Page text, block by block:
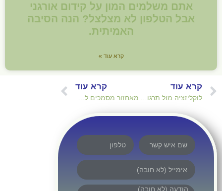
אתם משלמים המון על קידום אורגני
אבל הטלפון לא מצלצל? הנה הסיבה
האמיתית.
קרא עוד »
קרא עוד קרא עוד
מאחזור מסמכים לסינתזה של תשובות: האבולוציה של מערכות החיפוש